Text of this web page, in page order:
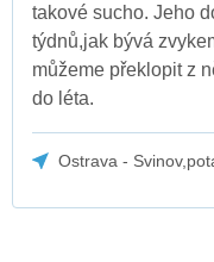
takové sucho. Jeho
týdnů,jak bývá
můžeme překlopit z
do léta.
Ostrava -